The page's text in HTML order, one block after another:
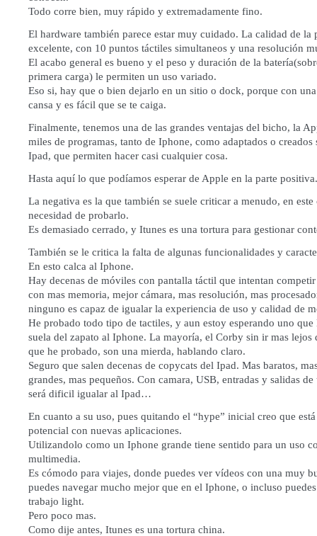
Todo corre bien, muy rápido y extremadamente fino.
El hardware también parece estar muy cuidado. La calidad de la
excelente, con 10 puntos táctiles simultaneos y una resolución
El acabo general es bueno y el peso y duración de la
primera carga) le permiten un uso variado.
Eso si, hay que o bien dejarlo en un sitio o dock, porque con
cansa y es fácil que se te caiga.
Finalmente, tenemos una de las grandes ventajas del bicho, la
miles de programas, tanto de Iphone, como adaptados o creados
Ipad, que permiten hacer casi cualquier cosa.
Hasta aquí lo que podíamos esperar de Apple en la parte positiva.
La negativa es la que también se suele criticar a menudo, en este
necesidad de probarlo.
Es demasiado cerrado, y Itunes es una tortura para gestionar
También se le critica la falta de algunas funcionalidades y
En esto calca al Iphone.
Hay decenas de móviles con pantalla táctil que intentan
con mas memoria, mejor cámara, mas resolución, mas
ninguno es capaz de igualar la experiencia de uso y calidad de
He probado todo tipo de tactiles, y aun estoy esperando uno que
suela del zapato al Iphone. La mayoría, el Corby sin ir mas lejos
que he probado, son una mierda, hablando claro.
Seguro que salen decenas de copycats del Ipad. Mas baratos,
grandes, mas pequeños. Con camara, USB, entradas y salidas
será dificil igualar al Ipad…
En cuanto a su uso, pues quitando el “hype” inicial creo que
potencial con nuevas aplicaciones.
Utilizandolo como un Iphone grande tiene sentido para un uso
multimedia.
Es cómodo para viajes, donde puedes ver vídeos con una muy
puedes navegar mucho mejor que en el Iphone, o incluso
trabajo light.
Pero poco mas.
Como dije antes, Itunes es una tortura china.